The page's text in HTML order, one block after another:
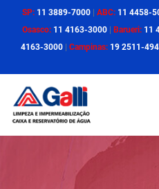
SP: 11 3889-7000| ABC: 11 4458-
Osasco: 11 4163-3000| Barueri: 11
4163-3000| Campinas: 19 2511-